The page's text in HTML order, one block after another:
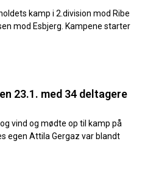
kamp i 2.division mod Ribe
mod Esbjerg. Kampene starter
23.1. med 34 deltagere
vind og mødte op til kamp på
egen Attila Gergaz var blandt